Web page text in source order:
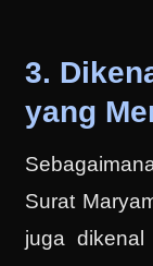
3.
yang
Surat
juga